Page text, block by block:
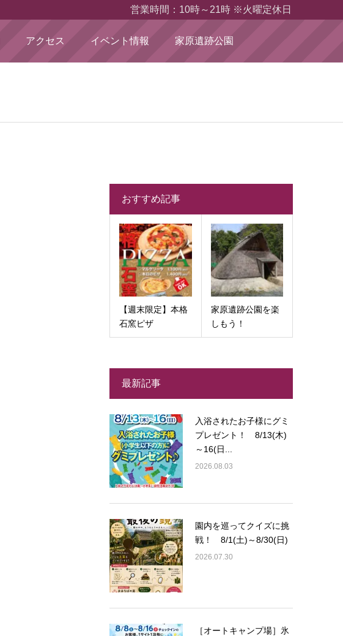
営業時間：10時～21時 ※火曜定休日
アクセス イベント情報 家原遺跡公園
おすすめ記事
【週末限定】本格
石窯ピザ
家原遺跡公園を楽
しもう！
最新記事
入浴されたお子様にグミ
プレゼント！ 8/13(木)
～16(日...
2026.08.03
園内を巡ってクイズに挑
戦！ 8/1(土)～8/30(日)
2026.07.30
［オートキャンプ場］氷